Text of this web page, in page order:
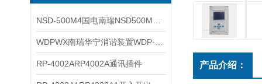
RP-4002ARP4002A通讯插件 产品介绍：